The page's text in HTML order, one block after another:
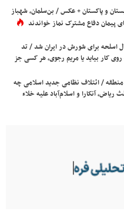
و پاکستان + عکس / بن‌سلمان، شهباز
پیمان دفاع مشترک نماز خواندند
اسلحه برای شورش در ایران شد / تد
کار بیاید یا مریم رجوی، هر کسی جز
/ ائتلاف نظامی جدید اسلامی چه
ریاض، آنکارا و اسلام‌آباد علیه خلاء